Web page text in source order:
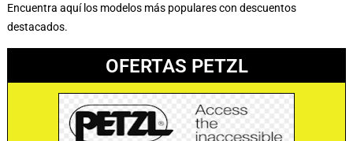
Encuentra aquí los modelos más populares con descuentos
destacados.
OFERTAS PETZL